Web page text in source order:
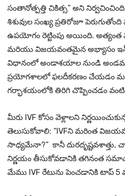
సంతానోత్పత్తి చికిత్స” అని
శిశువుల సంఖ్య ప్రతిరోజూ
ఉపయోగం రెట్టింపు అయింది. అత్యంత
మరియు విజయవంతమైన అభ్యాసం ఇన్
విధానంలో అండాశయాల నుండి
ప్రయోగశాలలో ఫలదీకరణం చేయడం
గర్భాశయంలోకి తిరిగి చొప్పించడం
మీరు IVF కోసం వెళ్లాలని
తెలుసుకోవాలి: “IVFని మరింత
సాధ్యమేనా?” కానీ
నిర్ణయం తీసుకోవడానికి తగినంత
మేము IVF రేటును పెంచడానికి టాప్ 5